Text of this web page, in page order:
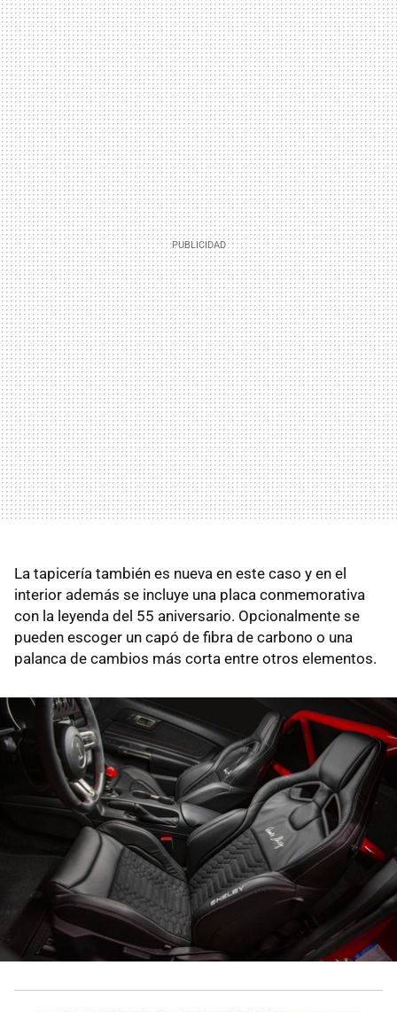
La tapicería también es nueva en este caso y en el
interior además se incluye una placa conmemorativa
con la leyenda del 55 aniversario. Opcionalmente se
pueden escoger un capó de fibra de carbono o una
palanca de cambios más corta entre otros elementos.